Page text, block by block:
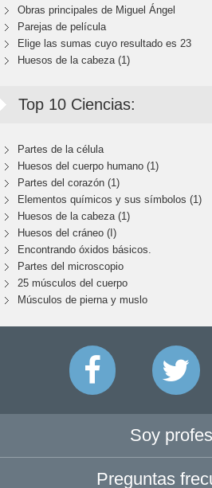
Obras principales de Miguel Ángel
Parejas de película
Elige las sumas cuyo resultado es 23
Huesos de la cabeza (1)
Top 10 Ciencias:
Partes de la célula
Huesos del cuerpo humano (1)
Partes del corazón (1)
Elementos químicos y sus símbolos (1)
Huesos de la cabeza (1)
Huesos del cráneo (I)
Encontrando óxidos básicos.
Partes del microscopio
25 músculos del cuerpo
Músculos de pierna y muslo
Soy
Preguntas